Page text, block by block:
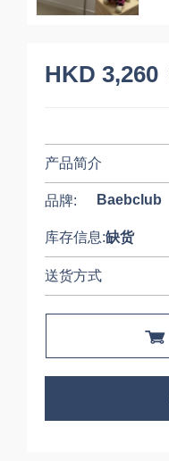
HKD 3,260
产品简介
品牌: Baebclub
库存信息:缺货
送货方式